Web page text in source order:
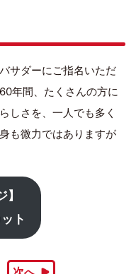
サダーにご指名いただ
年間、たくさんの方に
しさを、一人でも多く
も微力ではありますが
】
ト